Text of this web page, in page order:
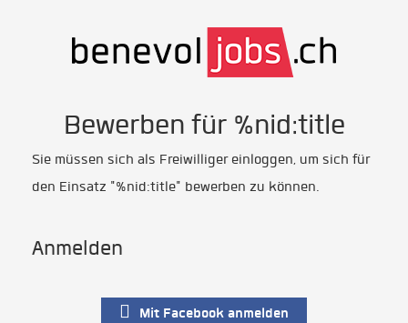
Bewerben für %nid:title
Sie müssen sich als Freiwilliger einloggen, um sich für
den Einsatz "%nid:title" bewerben zu können.
Anmelden
Mit Facebook anmelden